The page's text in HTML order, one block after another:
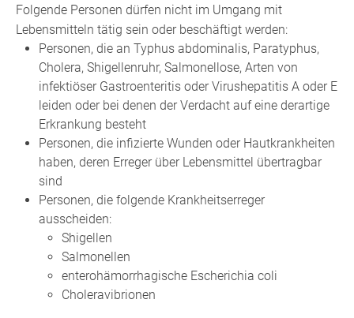
Folgende Personen dürfen nicht im Umgang mit
Lebensmitteln tätig sein oder beschäftigt werden:
Personen, die an Typhus abdominalis, Paratyphus,
Cholera, Shigellenruhr, Salmonellose, Arten von
infektiöser Gastroenteritis oder Virushepatitis A oder E
leiden oder bei denen der Verdacht auf eine derartige
Erkrankung besteht
Personen, die infizierte Wunden oder Hautkrankheiten
haben, deren Erreger über Lebensmittel übertragbar
sind
Personen, die folgende Krankheitserreger
ausscheiden:
Shigellen
Salmonellen
enterohämorrhagische Escherichia coli
Choleravibrionen